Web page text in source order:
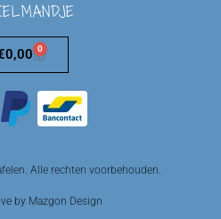
0,00 0
Alle rechten voorbehouden.
by Mazgon Design